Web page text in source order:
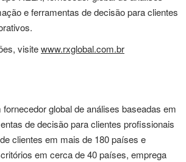
e ferramentas de decisão para clientes
visitewww.rxglobal.com.br
global de análises baseadas em
de decisão para clientes profissionais
clientes em mais de 180 países e
em cerca de 40 países, emprega